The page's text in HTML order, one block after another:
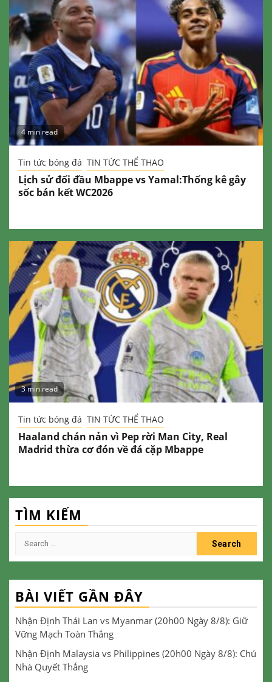
4 min read
Tin tức bóng đá TIN TỨC THỂ THAO
Lịch sử đối đầu Mbappe vs Yamal:Thống kê gây
sốc bán kết WC2026
3 min read
Tin tức bóng đá TIN TỨC THỂ THAO
Haaland chán nản vì Pep rời Man City, Real
Madrid thừa cơ đón về đá cặp Mbappe
TÌM KIẾM
Search
BÀI VIẾT GẦN ĐÂY
Nhận Định Thái Lan vs Myanmar (20h00 Ngày 8/8): Giữ
Vững Mạch Toàn Thắng
Nhận Định Malaysia vs Philippines (20h00 Ngày 8/8): Chủ
Nhà Quyết Thắng